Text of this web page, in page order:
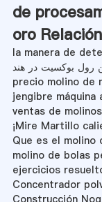
de
oro Relación
la manera de
precio molino de
jengibre máquina
ventas de
¡Mire Martillo
Que es el molino
molino de bolas
ejercicios
Concentrador
Construcción